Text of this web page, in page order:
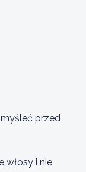
przed
włosy i nie